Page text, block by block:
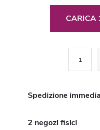
profilo terpenico unico con...
CARICA
1
Spedizione
2 negozi fisici